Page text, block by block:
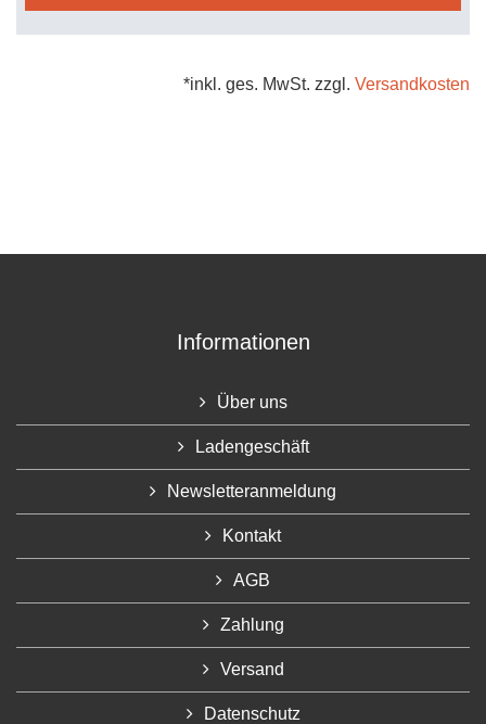
*inkl. ges. MwSt. zzgl. Versandkosten
Informationen
Über uns
Ladengeschäft
Newsletteranmeldung
Kontakt
AGB
Zahlung
Versand
Datenschutz